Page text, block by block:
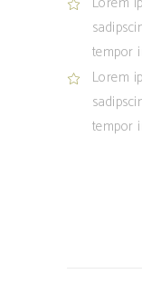
tempor
Lorem
tempor